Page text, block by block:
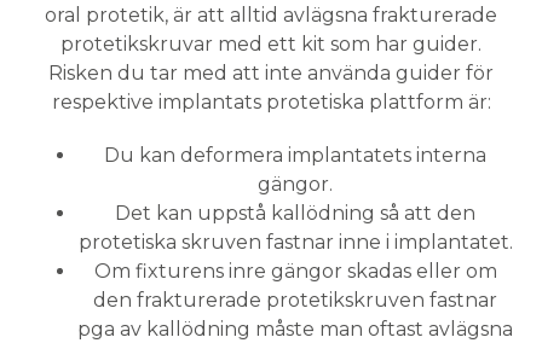
oral protetik, är att alltid avlägsna frakturerade
protetikskruvar med ett kit som har guider.
Risken du tar med att inte använda guider för
respektive implantats protetiska plattform är:
Du kan deformera implantatets interna
gängor.
Det kan uppstå kallödning så att den
protetiska skruven fastnar inne i implantatet.
Om fixturens inre gängor skadas eller om
den frakturerade protetikskruven fastnar
pga av kallödning måste man oftast avlägsna